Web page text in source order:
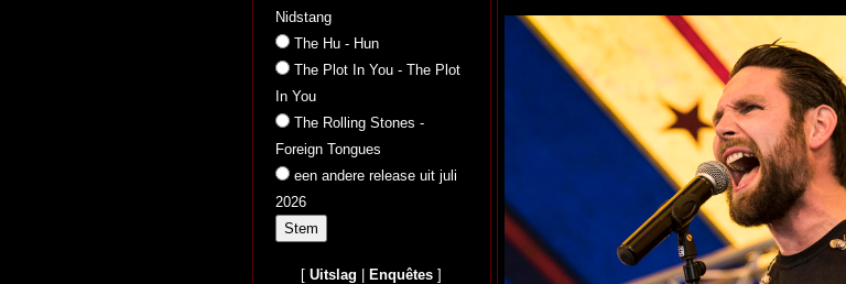
Nidstang
The Hu - Hun
The Plot In You - The Plot
In You
The Rolling Stones -
Foreign Tongues
een andere release uit juli
2026
[Uitslag Enquêtes ]